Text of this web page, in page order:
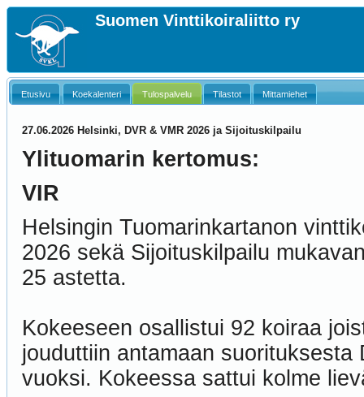
Suomen Vinttikoiraliitto ry
Etusivu Koekalenteri Tulospalvelu Tilastot Mittamiehet
27.06.2026 Helsinki, DVR & VMR 2026 ja Sijoituskilpailu
Ylituomarin kertomus:
VIR
Helsingin Tuomarinkartanon
2026 sekä Sijoituskilpailu
25 astetta.
Kokeeseen osallistui 92 koiraa
jouduttiin antamaan
vuoksi. Kokeessa sattui kolme